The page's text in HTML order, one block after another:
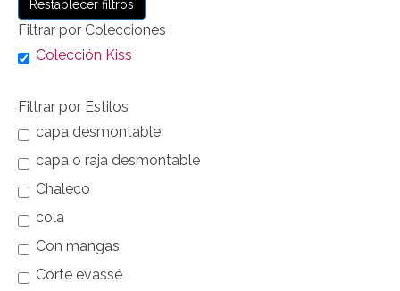
Restablecer filtros
Filtrar por Colecciones
Colección Kiss
Filtrar por Estilos
capa desmontable
capa o raja desmontable
Chaleco
cola
Con mangas
Corte evassé